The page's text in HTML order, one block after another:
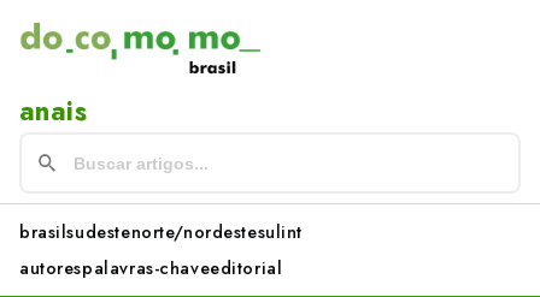
anais
brasilsudestenorte/nordestesulint
autorespalavras-chaveeditorial